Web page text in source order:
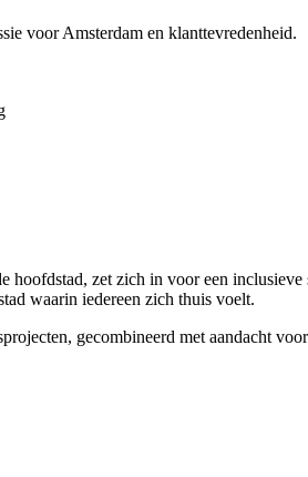
voor Amsterdam en klanttevredenheid.
hoofdstad, zet zich in voor een
waarin iedereen zich thuis voelt.
gecombineerd met aandacht